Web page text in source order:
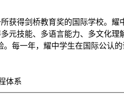
获得剑桥教育奖的国际学校。
元技能、多语言能力、多文化
每一年，耀中学生在国际公认
体系